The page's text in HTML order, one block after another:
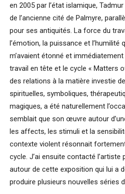
en 2005 par l’état islamique,
de l’ancienne cité de Palmyre,
pour ses antiquités. La force du
l’émotion, la puissance et l’humilité
m’avaient étonné et
travail en tête et le cycle « Matters
des relations à la matière investie
spirituelles, symboliques,
magiques, a été naturellement
semblait que son œuvre autour
les affects, les stimuli et la
contexte violent résonnait
cycle. J’ai ensuite contacté
autour de cette exposition qui lui a
produire plusieurs nouvelles séries